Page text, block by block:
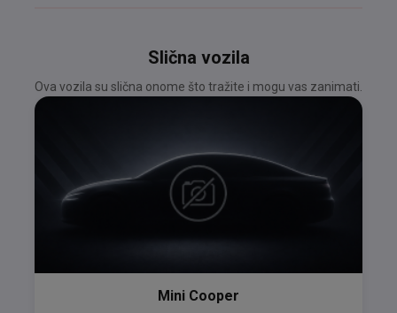
Slična vozila
Ova vozila su slična onome što tražite i mogu vas zanimati.
Mini Cooper